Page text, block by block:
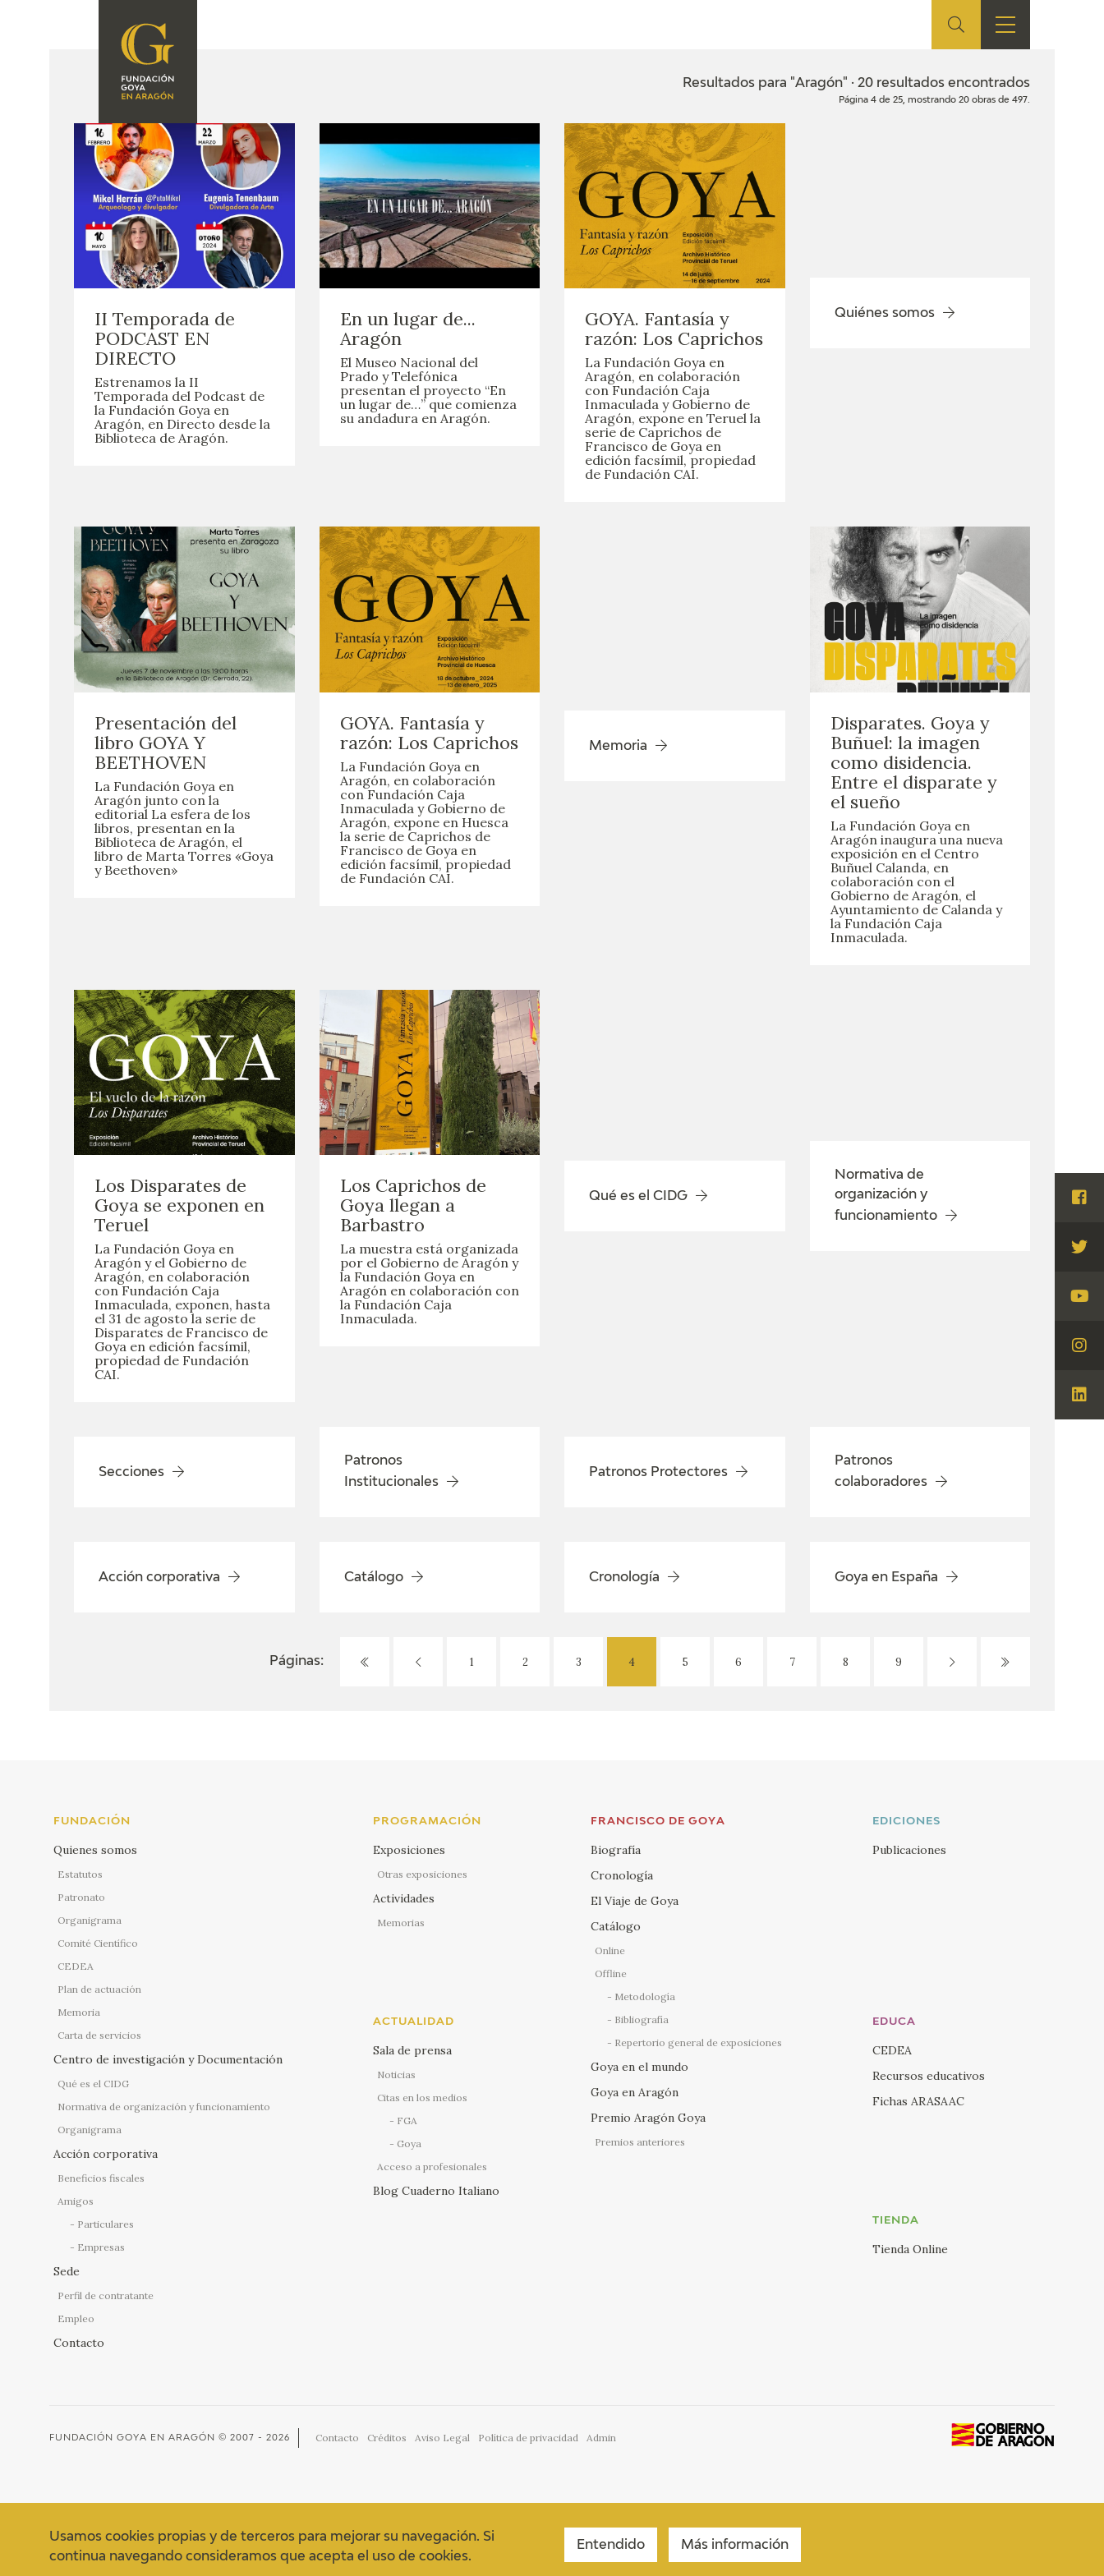
FUNDACIÓN
CENTRO DE
INVESTIGACIÓN Y
DOCUMENTACIÓN
ACCIÓN
CORPORATIVA
SEDE
CONTACTO
ACTIVIDADES
PRENSA
BLOG CUADERNO
ITALIANO
CRONOLOGÍA
EL VIAJE DE GOYA
CATÁLOGO
GOYA EN EL MUNDO
GOYA EN ARAGÓN
PREMIO ARAGÓN
EDICIONES TIENDA EDUCA
Resultados para "Aragón" · 20 resultados encontrados
Página 4 de 25, mostrando 20 obras de 497.
II Temporada de
PODCAST EN
DIRECTO
Estrenamos la II
Temporada del Podcast de
la Fundación Goya en
Aragón, en Directo desde la
Biblioteca de Aragón.
En un lugar de...
Aragón
El Museo Nacional del
Prado y Telefónica
presentan el proyecto “En
un lugar de…” que comienza
su andadura en Aragón.
GOYA. Fantasía y
razón: Los Caprichos
La Fundación Goya en
Aragón, en colaboración
con Fundación Caja
Inmaculada y Gobierno de
Aragón, expone en Teruel la
serie de Caprichos de
Francisco de Goya en
edición facsímil, propiedad
de Fundación CAI.
Quiénes somos
Presentación del
libro GOYA Y
BEETHOVEN
La Fundación Goya en
Aragón junto con la
editorial La esfera de los
libros, presentan en la
Biblioteca de Aragón, el
libro de Marta Torres «Goya
y Beethoven»
GOYA. Fantasía y
razón: Los Caprichos
La Fundación Goya en
Aragón, en colaboración
con Fundación Caja
Inmaculada y Gobierno de
Aragón, expone en Huesca
la serie de Caprichos de
Francisco de Goya en
edición facsímil, propiedad
de Fundación CAI.
Memoria
Disparates. Goya y
Buñuel: la imagen
como disidencia.
Entre el disparate y
el sueño
La Fundación Goya en
Aragón inaugura una nueva
exposición en el Centro
Buñuel Calanda, en
colaboración con el
Gobierno de Aragón, el
Ayuntamiento de Calanda y
la Fundación Caja
Inmaculada.
Los Disparates de
Goya se exponen en
Teruel
La Fundación Goya en
Aragón y el Gobierno de
Aragón, en colaboración
con Fundación Caja
Inmaculada, exponen, hasta
el 31 de agosto la serie de
Disparates de Francisco de
Goya en edición facsímil,
propiedad de Fundación
CAI.
Los Caprichos de
Goya llegan a
Barbastro
La muestra está organizada
por el Gobierno de Aragón y
la Fundación Goya en
Aragón en colaboración con
la Fundación Caja
Inmaculada.
Qué es el CIDG
Normativa de
organización y
funcionamiento
Secciones
Patronos
Institucionales
Patronos Protectores
Patronos
colaboradores
Acción corporativa Catálogo Cronología Goya en España
Páginas: 1 2 3 4 5 6 7 8 9
FUNDACIÓN
Quienes somos
Estatutos
Patronato
Organigrama
Comité Científico
CEDEA
Plan de actuación
Memoria
Carta de servicios
Centro de investigación y Documentación
Qué es el CIDG
Normativa de organización y funcionamiento
Organigrama
Acción corporativa
Beneficios fiscales
Amigos
Particulares
Empresas
Sede
Perfil de contratante
Empleo
Contacto
PROGRAMACIÓN
Exposiciones
Otras exposiciones
Actividades
Memorias
ACTUALIDAD
Sala de prensa
Noticias
Citas en los medios
FGA
Goya
Acceso a profesionales
Blog Cuaderno Italiano
FRANCISCO DE GOYA
Biografía
Cronología
El Viaje de Goya
Catálogo
Online
Offline
Metodología
Bibliografía
Repertorio general de exposiciones
Goya en el mundo
Goya en Aragón
Premio Aragón Goya
Premios anteriores
EDICIONES
Publicaciones
TIENDA
Tienda Online
EDUCA
CEDEA
Recursos educativos
Fichas ARASAAC
FUNDACIÓN GOYA EN ARAGÓN © 2007 - 2026 Contacto Créditos Aviso Legal Política de privacidad Admin
Usamos cookies propias y de terceros para mejorar su navegación. Si
continua navegando consideramos que acepta el uso de cookies.
Entendido Más información